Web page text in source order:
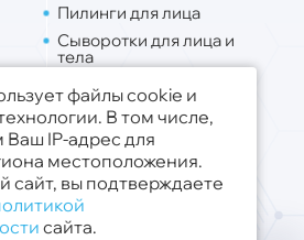
Пилинги для лица
Сыворотки для лица и
тела
Липо. для лица
Липо. для тела
Трейд»
файлы cookie и
В том числе,
IP-адрес для
местоположения.
сайт, вы подтверждаете
сайта.